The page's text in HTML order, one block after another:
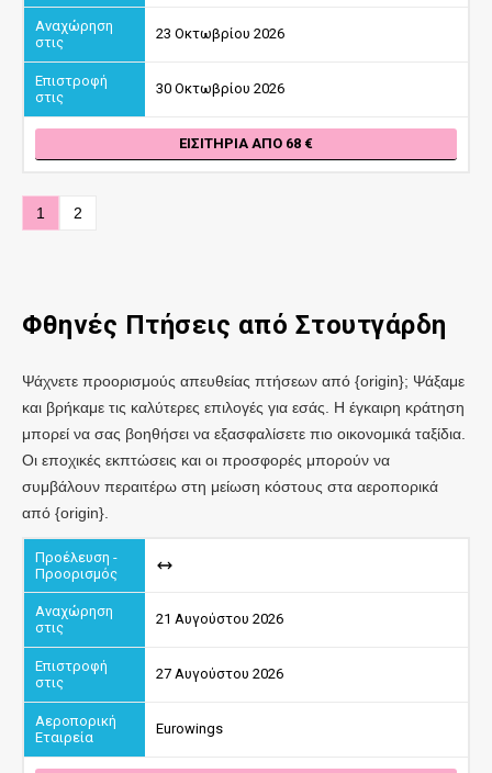
23 Οκτωβρίου 2026
30 Οκτωβρίου 2026
ΕΙΣΙΤΉΡΙΑ ΑΠΌ 68
1 2
Φθηνές Πτήσεις από Στουτγάρδη
Ψάχνετε προορισμούς απευθείας πτήσεων από {origin}; Ψάξαμε
και βρήκαμε τις καλύτερες επιλογές για εσάς. Η έγκαιρη κράτηση
μπορεί να σας βοηθήσει να εξασφαλίσετε πιο οικονομικά ταξίδια.
Οι εποχικές εκπτώσεις και οι προσφορές μπορούν να
συμβάλουν περαιτέρω στη μείωση κόστους στα αεροπορικά
από {origin}.
21 Αυγούστου 2026
27 Αυγούστου 2026
Eurowings